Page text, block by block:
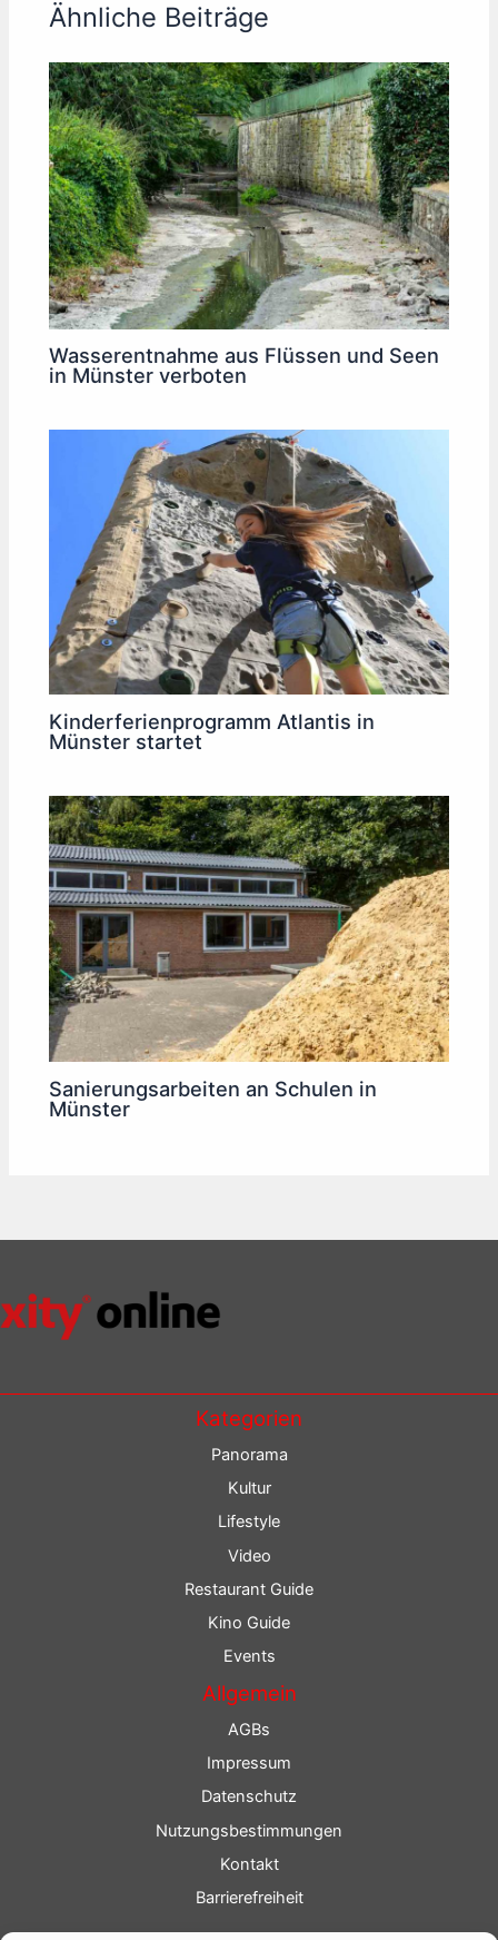
Ähnliche Beiträge
Wasserentnahme aus Flüssen und Seen
in Münster verboten
Kinderferienprogramm Atlantis in
Münster startet
Sanierungsarbeiten an Schulen in
Münster
Kategorien
Panorama
Kultur
Lifestyle
Video
Restaurant Guide
Kino Guide
Events
Allgemein
AGBs
Impressum
Datenschutz
Nutzungsbestimmungen
Kontakt
Barrierefreiheit